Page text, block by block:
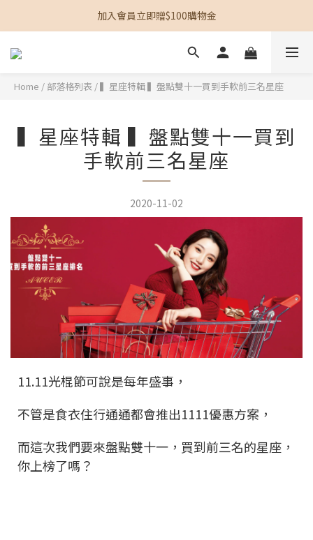
加入會員立即贈$100購物金
加入會員立即贈$100購物金
單筆訂單滿$1200即享免運
加入會員立即贈$100購物金
Home / 部落格列表 /▍星座特輯 ▍盤點雙十一買到手軟前三名星座
▍星座特輯 ▍盤點雙十一買到
手軟前三名星座
2020-11-02
11.11光棍節可說是每年盛事，
不管是食衣住行通通都會推出1111優惠方案，
而這次我們要來盤點雙十一，買到前三名的星座，
你上榜了嗎？